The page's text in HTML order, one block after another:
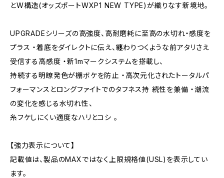
とW構造(オッズポートWXP1 NEW TYPE)が織りなす新境地。
UPGRADEシリーズの高強度、高耐磨耗に至高の水切れ・感度を
プラス ・着底をダイレクトに伝え、纏わりつくような前アタリさえ
受信する高感度 ・新1mマークシステムを搭載し、
持続する明瞭発色が棚ボケを防止 ・高次元化されたトータルパ
フォーマンスとロングファイトでのタフネス持 続性を兼備 ・潮流
の変化を感じる水切れ性、
糸フケしにくい適度なハリとコシ 。
【強力表示について】
記載値は、製品のMAXではなく上限規格値(USL)を表示してい
ます。